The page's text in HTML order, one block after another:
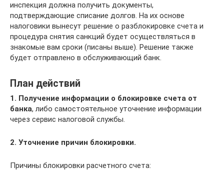
инспекция должна получить документы,
подтверждающие списание долгов. На их основе
налоговики вынесут решение о разблокировке счета и
процедура снятия санкций будет осуществляться в
знакомые вам сроки (писаны выше). Решение также
будет отправлено в обслуживающий банк.
План действий
1. Получение информации о блокировке счета от
банка, либо самостоятельное уточнение информации
через сервис налоговой службы.
2. Уточнение причин блокировки.
Причины блокировки расчетного счета: